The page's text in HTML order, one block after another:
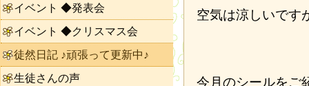
空気は涼しいです
今月のシールをご
イベント ◆発表会
イベント ◆クリスマス会
徒然日記 ♪頑張って更新中♪
生徒さんの声